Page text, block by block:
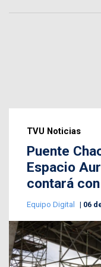
TVU Noticias
Puente
Espacio
contará
Equipo Digital 06